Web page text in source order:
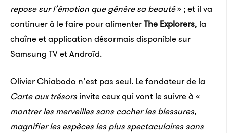
repose sur l’émotion que génère sa beauté» ; et il va
continuer à le faire pour alimenterThe Explorers, la
chaîne et application désormais disponible sur
Samsung TV et Androïd.
Olivier Chiabodo n’est pas seul. Le fondateur de la
Carte aux trésorsinvite ceux qui vont le suivre à «
montrer les merveilles sans cacher les blessures,
magnifier les espèces les plus spectaculaires sans